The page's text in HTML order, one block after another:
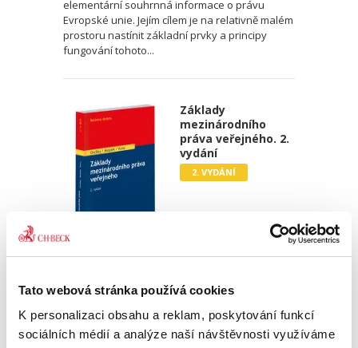
Tato webová stránka používá cookies
K personalizaci obsahu a reklam, poskytování funkcí
sociálních médií a analýze naší návštěvnosti využíváme
elementární souhrnná informace o právu
Evropské unie. Jejím cílem je na relativně malém
prostoru nastínit základní prvky a principy
fungování tohoto...
Základy
mezinárodního
práva veřejného. 2.
vydání
2. VYDÁNÍ
Jan Ondřej,Josef Mrázek,Oto Kunz
690,00 Kč
Tato skripta jsou uceleným kurzem
mezinárodního práva veřejného, jak je